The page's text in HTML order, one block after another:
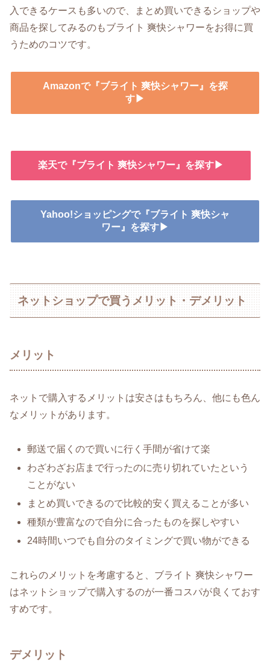
入できるケースも多いので、まとめ買いできるショップや
商品を探してみるのもブライト 爽快シャワーをお得に買
うためのコツです。
Amazonで『ブライト 爽快シャワー』を探
す▶
楽天で『ブライト 爽快シャワー』を探す▶
Yahoo!ショッピングで『ブライト 爽快シャ
ワー』を探す▶
ネットショップで買うメリット・デメリット
メリット
ネットで購入するメリットは安さはもちろん、他にも色ん
なメリットがあります。
郵送で届くので買いに行く手間が省けて楽
わざわざお店まで行ったのに売り切れていたという
ことがない
まとめ買いできるので比較的安く買えることが多い
種類が豊富なので自分に合ったものを探しやすい
24時間いつでも自分のタイミングで買い物ができる
これらのメリットを考慮すると、ブライト 爽快シャワー
はネットショップで購入するのが一番コスパが良くておす
すめです。
デメリット